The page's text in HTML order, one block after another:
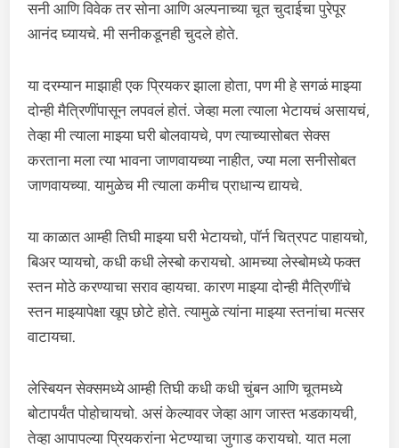
सनी आणि विवेक तर सोना आणि अल्पनाच्या चूत चुदाईचा पुरेपूर
आनंद घ्यायचे. मी सनीकडूनही चुदले होते.
या दरम्यान माझाही एक प्रियकर झाला होता, पण मी हे सगळं माझ्या
दोन्ही मैत्रिणींपासून लपवलं होतं. जेव्हा मला त्याला भेटायचं असायचं,
तेव्हा मी त्याला माझ्या घरी बोलवायचे, पण त्याच्यासोबत सेक्स
करताना मला त्या भावना जाणवायच्या नाहीत, ज्या मला सनीसोबत
जाणवायच्या. यामुळेच मी त्याला कमीच प्राधान्य द्यायचे.
या काळात आम्ही तिघी माझ्या घरी भेटायचो, पॉर्न चित्रपट पाहायचो,
बिअर प्यायचो, कधी कधी लेस्बो करायचो. आमच्या लेस्बोमध्ये फक्त
स्तन मोठे करण्याचा सराव व्हायचा. कारण माझ्या दोन्ही मैत्रिणींचे
स्तन माझ्यापेक्षा खूप छोटे होते. त्यामुळे त्यांना माझ्या स्तनांचा मत्सर
वाटायचा.
लेस्बियन सेक्समध्ये आम्ही तिघी कधी कधी चुंबन आणि चूतमध्ये
बोटापर्यंत पोहोचायचो. असं केल्यावर जेव्हा आग जास्त भडकायची,
तेव्हा आपापल्या प्रियकरांना भेटण्याचा जुगाड करायचो. यात मला